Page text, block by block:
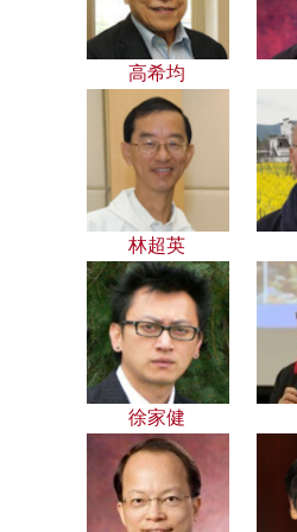
高希均
林超英
徐家健